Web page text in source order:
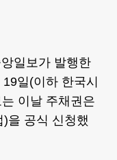
일보가 발행한
일(이하 한국시
이날 주채권은
을 공식 신청했